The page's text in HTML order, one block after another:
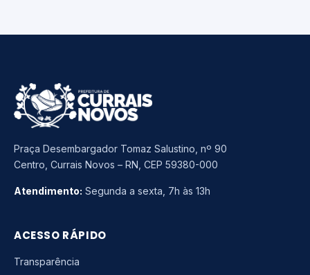
Praça Desembargador Tomaz Salustino, nº 90
Centro, Currais Novos – RN, CEP 59380-000
Atendimento: Segunda a sexta, 7h às 13h
ACESSO RÁPIDO
Transparência